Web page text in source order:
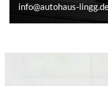
info@autohaus-